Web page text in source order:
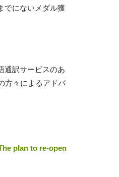
でにないメダル獲
通訳サービスのあ
方々によるアドバ
plan to re-open